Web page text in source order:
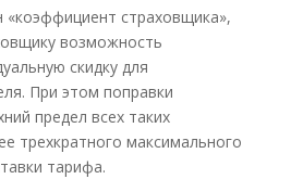
«коэффициент страховщика»,
возможность
скидку для
При этом поправки
предел всех таких
трехкратного максимального
тарифа.